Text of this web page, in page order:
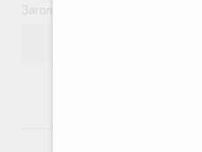
Заголовок или текст документа